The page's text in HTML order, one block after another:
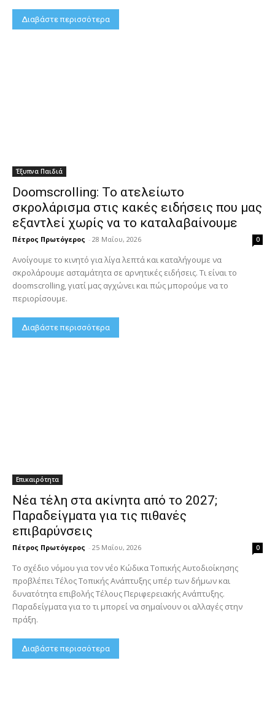
Διαβάστε περισσότερα
Έξυπνα Παιδιά
Doomscrolling: Το ατελείωτο
σκρολάρισμα στις κακές ειδήσεις που μας
εξαντλεί χωρίς να το καταλαβαίνουμε
Πέτρος Πρωτόγερος - 28 Μαΐου, 2026 0
Ανοίγουμε το κινητό για λίγα λεπτά και καταλήγουμε να
σκρολάρουμε ασταμάτητα σε αρνητικές ειδήσεις. Τι είναι το
doomscrolling, γιατί μας αγχώνει και πώς μπορούμε να το
περιορίσουμε.
Διαβάστε περισσότερα
Επικαιρότητα
Νέα τέλη στα ακίνητα από το 2027;
Παραδείγματα για τις πιθανές
επιβαρύνσεις
Πέτρος Πρωτόγερος - 25 Μαΐου, 2026 0
Το σχέδιο νόμου για τον νέο Κώδικα Τοπικής Αυτοδιοίκησης
προβλέπει Τέλος Τοπικής Ανάπτυξης υπέρ των δήμων και
δυνατότητα επιβολής Τέλους Περιφερειακής Ανάπτυξης.
Παραδείγματα για το τι μπορεί να σημαίνουν οι αλλαγές στην
πράξη.
Διαβάστε περισσότερα